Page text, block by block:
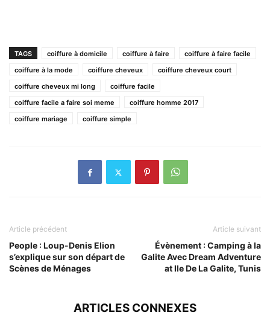
TAGS coiffure à domicile coiffure à faire
coiffure à faire facile
coiffure à la mode
coiffure cheveux
coiffure cheveux court
coiffure cheveux mi long
coiffure facile
coiffure facile a faire soi meme
coiffure homme 2017
coiffure mariage
coiffure simple
Article précédent
People : Loup-Denis Elion
s’explique sur son départ de
Scènes de Ménages
Article suivant
Évènement : Camping à la
Galite Avec Dream Adventure
at Ile De La Galite, Tunis
ARTICLES CONNEXES